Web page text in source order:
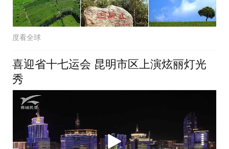
度看全球
喜迎省十七运会 昆明市区上演炫丽灯光
秀